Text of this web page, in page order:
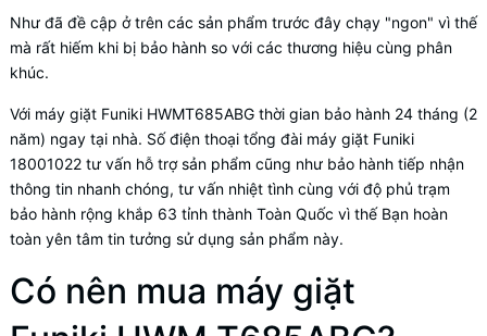
Như đã đề cập ở trên các sản phẩm trước đây chạy "ngon" vì thế
mà rất hiếm khi bị bảo hành so với các thương hiệu cùng phân
khúc.
Với máy giặt Funiki HWMT685ABG thời gian bảo hành 24 tháng (2
năm) ngay tại nhà. Số điện thoại tổng đài máy giặt Funiki
18001022 tư vấn hỗ trợ sản phẩm cũng như bảo hành tiếp nhận
thông tin nhanh chóng, tư vấn nhiệt tình cùng với độ phủ trạm
bảo hành rộng khắp 63 tỉnh thành Toàn Quốc vì thế Bạn hoàn
toàn yên tâm tin tưởng sử dụng sản phẩm này.
Có nên mua máy giặt